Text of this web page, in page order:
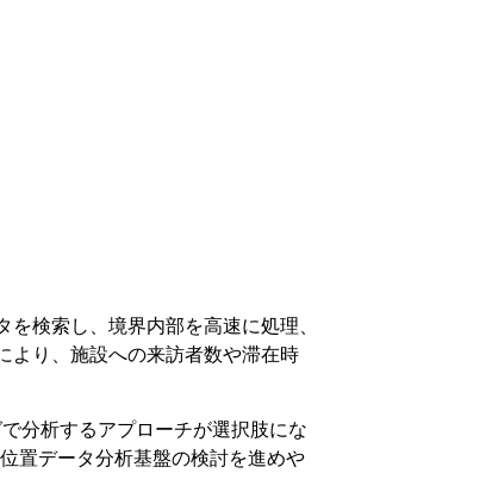
検索し、境界内部を高速に処理、
より、施設への来訪者数や滞在時
分析するアプローチが選択肢にな
置データ分析基盤の検討を進めや